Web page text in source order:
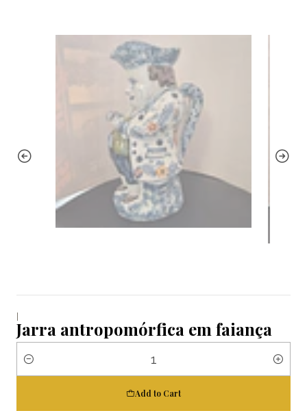
|
Jarra antropomórfica em faiança
Quantity
Add to Cart